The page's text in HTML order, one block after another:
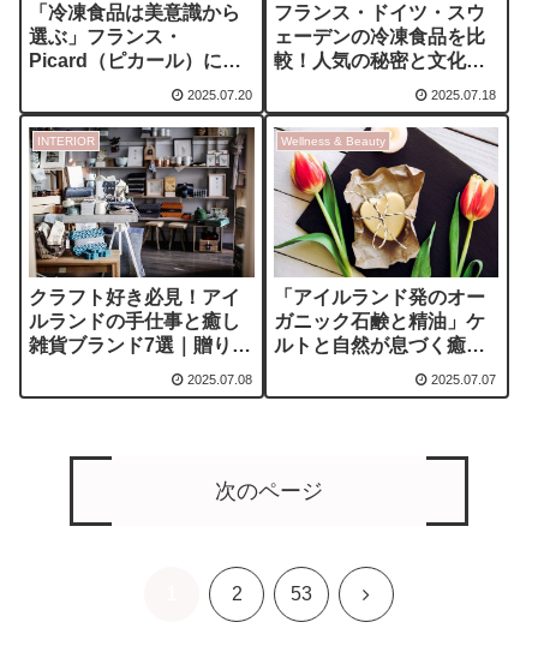
「冷凍食品は美意識から
選ぶ」フランス・
Picard（ピカール）に学
2025.07.20
フランス・ドイツ・スウ
ェーデンの冷凍食品を比
較！人気の秘密と文化の
2025.07.18
INTERIOR
クラフト好き必見！アイ
ルランドの手仕事と癒し
雑貨ブランド7選｜贈りた
くなる伝統とデザイン
2025.07.08
Wellness & Beauty
「アイルランド発のオー
ガニック石鹸と精油」ケ
ルトと自然が息づく癒し
2025.07.07
次のページ
2 53 次